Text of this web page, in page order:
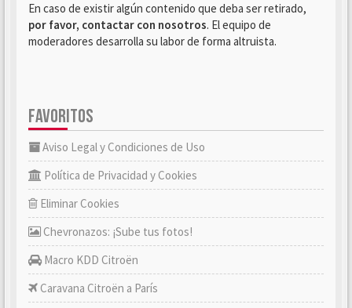
En caso de existir algún contenido que deba ser retirado,
por favor, contactar con nosotros. El equipo de
moderadores desarrolla su labor de forma altruista.
FAVORITOS
Aviso Legal y Condiciones de Uso
Política de Privacidad y Cookies
Eliminar Cookies
Chevronazos: ¡Sube tus fotos!
Macro KDD Citroën
Caravana Citroën a París